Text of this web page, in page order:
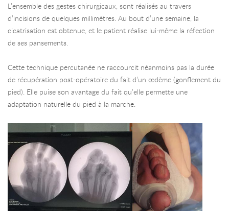
L’ensemble des gestes chirurgicaux, sont réalisés au travers
d’incisions de quelques millimètres. Au bout d’une semaine, la
cicatrisation est obtenue, et le patient réalise lui-même la réfection
de ses pansements.
Cette technique percutanée ne raccourcit néanmoins pas la durée
de récupération post-opératoire du fait d’un œdème (gonflement du
pied). Elle puise son avantage du fait qu’elle permette une
adaptation naturelle du pied à la marche.